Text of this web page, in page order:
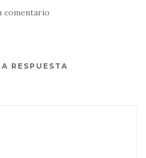
comentario
RESPUESTA